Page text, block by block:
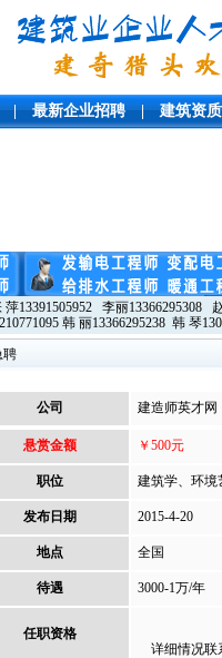
最新企业招聘|建筑资
13391505952 李丽13366295308
韩 丽13366295238 韩 琴
聘
公司 建造师英才网
悬赏金额 ￥500元
职位 建筑学、环境
发布日期 2015-4-20
地点 全国
待遇 3000-1万/年
任职资格
详细情况联